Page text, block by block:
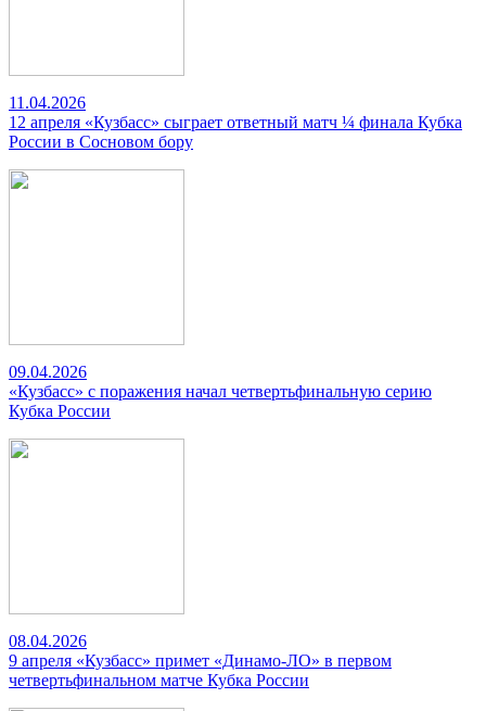
11.04.2026
12 апреля «Кузбасс» сыграет ответный матч ¼ финала Кубка
России в Сосновом бору
09.04.2026
«Кузбасс» с поражения начал четвертьфинальную серию
Кубка России
08.04.2026
9 апреля «Кузбасс» примет «Динамо-ЛО» в первом
четвертьфинальном матче Кубка России